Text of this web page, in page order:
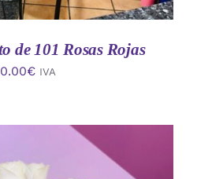
de 101 Rosas Rojas
€ IVA